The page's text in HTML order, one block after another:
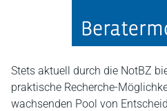
Stets aktuell durch die NotBZ
praktische Recherche-
wachsenden Pool von